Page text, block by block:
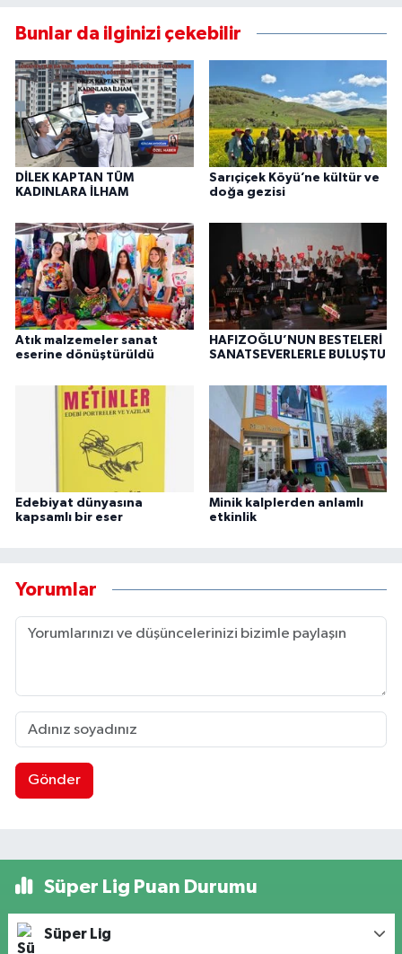
Bunlar da ilginizi çekebilir
DİLEK KAPTAN TÜM
KADINLARA İLHAM
Sarıçiçek Köyü’ne kültür ve
doğa gezisi
Atık malzemeler sanat
eserine dönüştürüldü
HAFIZOĞLU’NUN BESTELERİ
SANATSEVERLERLE BULUŞTU
Edebiyat dünyasına
kapsamlı bir eser
Minik kalplerden anlamlı
etkinlik
Yorumlar
Gönder
Süper Lig Puan Durumu
Süper Lig